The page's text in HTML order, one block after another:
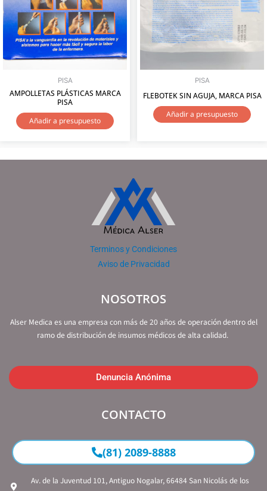
PISA
AMPOLLETAS PLÁSTICAS MARCA
PISA
Añadir a presupuesto
PISA
FLEBOTEK SIN AGUJA, MARCA PISA
Añadir a presupuesto
Terminos y Condiciones
Aviso de Privacidad
NOSOTROS
Alser Medica es una empresa con más de 20 años de operación dentro del
ramo de distribución de insumos médicos de alta calidad.
Denuncia Anónima
CONTACTO
(81) 2089-8888
Av. de la Juventud 101, Antiguo Nogalar, 66484 San Nicolás de los